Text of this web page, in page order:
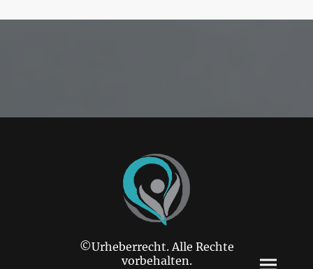
©Urheberrecht. Alle Rechte
vorbehalten.